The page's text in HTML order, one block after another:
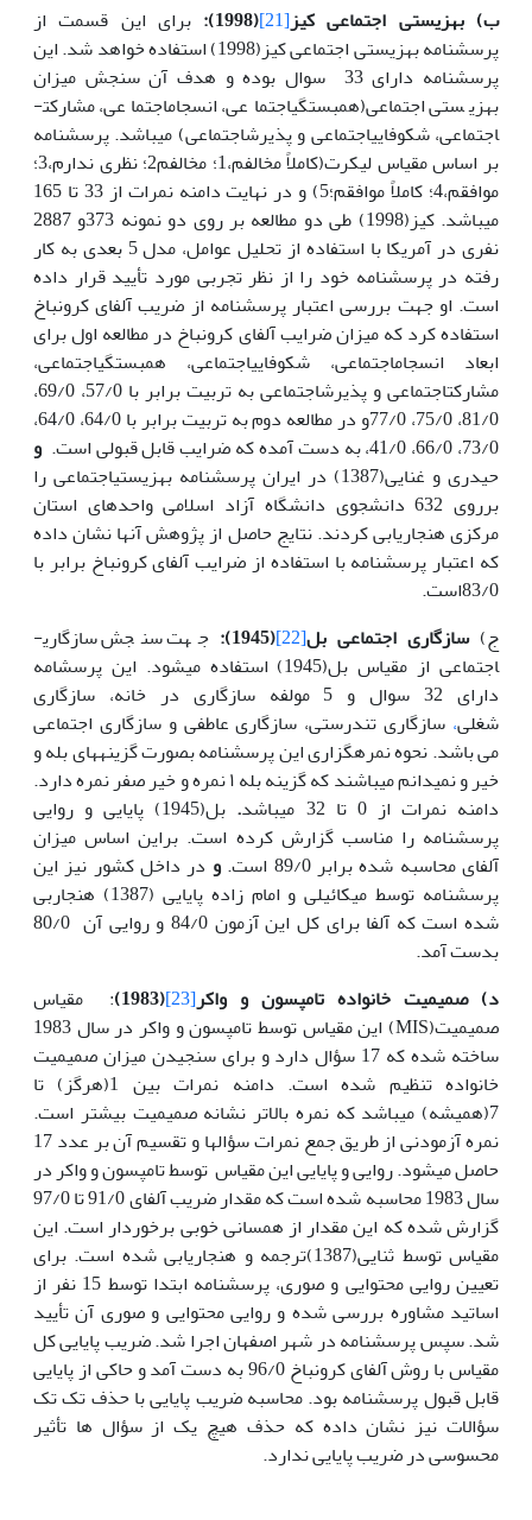
ب) بهزیستی اجتماعی کیز[21]
(1998):
برای این قسمت از
پرسشنامه بهزیستی اجتماعی کیز(1998) استفاده خواهد شد. این
پرسشنامه دارای 33 سوال بوده و هدف آن سنجش میزان
بهزیستی اجتماعی(همبستگی­اجتماعی، انسجام­اجتماعی، مشارکت­
اجتماعی، شکوفایی­اجتماعی و پذیرش­اجتماعی) می­باشد. پرسشنامه
بر اساس مقیاس لیکرت(کاملاً مخالفم،1؛ مخالفم2؛ نظری ندارم،3؛
موافقم،4؛ کاملاً موافقم؛5) و در نهایت دامنه نمرات از 33 تا 165
می­باشد.
کیز(1998) طی دو مطالعه بر روی دو نمونه 373و 2887
نفری در آمریکا با استفاده از تحلیل عوامل، مدل 5 بعدی به کار
رفته در پرسشنامه خود را از نظر تجربی مورد تأیید قرار داده
است. او جهت بررسی اعتبار پرسشنامه از ضریب آلفای کرونباخ
استفاده کرد که میزان ضرایب آلفای کرونباخ در مطالعه اول برای
ابعاد انسجام­اجتماعی، شکوفایی­اجتماعی، همبستگی­اجتماعی،
مشارکت­اجتماعی و پذیرش­اجتماعی به تربیت برابر با 57/0، 69/0،
81/0، 75/0، 77/0و در مطالعه دوم به تربیت برابر با 64/0، 64/0،
73/0، 66/0، 41/0، به دست آمده که ضرایب قابل قبولی است.
و
حیدری و غنایی(1387) در ایران پرسشنامه بهزیستی­اجتماعی را
برروی 632 دانشجوی دانشگاه آزاد اسلامی واحدهای استان
مرکزی هنجاریابی کردند. نتایج حاصل از پژوهش آنها نشان داده
که اعتبار پرسشنامه با استفاده از ضرایب آلفای کرونباخ برابر با
83/0است.
ج) سازگاری اجتماعی بل[22]
(1945):
جهت سنجش سازگاری­
اجتماعی از مقیاس بل(1945) استفاده می­شود. این پرسشامه
دارای 32 سوال و 5 مولفه سازگاری در خانه، سازگاری
شغلی، سازگاری تندرستی، سازگاری عاطفی و سازگاری اجتماعی
می باشد.نحوه نمره­گزاری این پرسشنامه بصورت گزینه­های بله و
خیر و نمی­دانم می­باشند که گزینه بله ۱ نمره و خیر صفر نمره دارد.
دامنه نمرات از 0 تا 32 می­باشد
.
بل(1945) پایایی و روایی
پرسشنامه را مناسب گزارش کرده است. براین اساس میزان
آلفای محاسبه شده برابر 89/0 است.
و در داخل کشور نیز این
پرسشنامه توسط میکائیلی و امام زاده پایایی (1387) هنجاربی
شده است که آلفا برای کل این آزمون 84/0 و روایی آن 80/0
بدست آمد.
د) صمیمیت خانواده تامپسون و واکر[23]
(1983)
: مقیاس
صمیمیت(MIS) این مقیاس توسط تامپسون و واکر در سال 1983
ساخته شده که 17 سؤال دارد و برای سنجیدن میزان صمیمیت
خانواده تنظیم شده است.
دامنه نمرات بین 1(هرگز) تا
7(همیشه) می­باشد که نمره بالاتر نشانه صمیمیت بیشتر است.
نمره آزمودنی از طریق جمع نمرات سؤال­ها و تقسیم آن بر عدد 17
حاصل می­شود.روایی و پایایی این مقیاس توسط تامپسون و واکر در
سال 1983 محاسبه شده است که مقدار ضریب آلفای 91/0 تا 97/0
گزارش شده که این مقدار از همسانی خوبی برخوردار است. این
مقیاس توسط ثنایی(1387)ترجمه و هنجاریابی شده است. برای
تعیین روایی محتوایی و صوری، پرسشنامه ابتدا توسط 15 نفر از
اساتید مشاوره بررسی شده و روایی محتوایی و صوری آن تأیید
شد. سپس پرسشنامه در شهر اصفهان اجرا شد. ضریب پایایی کل
مقیاس با روش آلفای کرونباخ 96/0 به دست آمد و حاکی از پایایی
قابل قبول پرسشنامه بود. محاسبه ضریب پایایی با حذف تک تک
سؤالات نیز نشان داده که حذف هیچ یک از سؤال ها تأثیر
محسوسی در ضریب پایایی ندارد.